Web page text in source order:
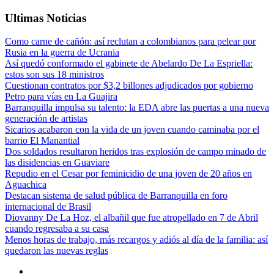
Ultimas Noticias
Como carne de cañón: así reclutan a colombianos para pelear por
Rusia en la guerra de Ucrania
Así quedó conformado el gabinete de Abelardo De La Espriella:
estos son sus 18 ministros
Cuestionan contratos por $3,2 billones adjudicados por gobierno
Petro para vías en La Guajira
Barranquilla impulsa su talento: la EDA abre las puertas a una nueva
generación de artistas
Sicarios acabaron con la vida de un joven cuando caminaba por el
barrio El Manantial
Dos soldados resultaron heridos tras explosión de campo minado de
las disidencias en Guaviare
Repudio en el Cesar por feminicidio de una joven de 20 años en
Aguachica
Destacan sistema de salud pública de Barranquilla en foro
internacional de Brasil
Diovanny De La Hoz, el albañil que fue atropellado en 7 de Abril
cuando regresaba a su casa
Menos horas de trabajo, más recargos y adiós al día de la familia: así
quedaron las nuevas reglas